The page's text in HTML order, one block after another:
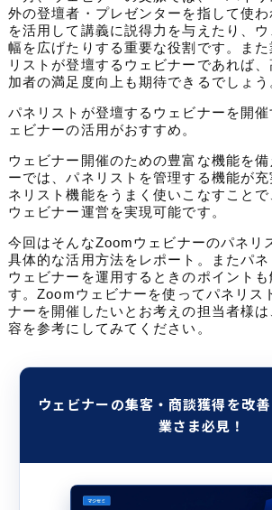
外の登壇者・プレゼンターを指して使わ
を活用して講義に説得力を与えたり、
幅を広げたりする重要な役割です。
ま
リストが登壇するウェビナーであれば
加者の満足度向上も期待できるでしょう
パネリストが登壇するウェビナーを開
ェビナーの活用がおすすめ。
ウェビナー開催のための豊富な機能を
ーでは、パネリストを管理する機能が
ネリスト機能をうまく使いこなすこと
ウェビナー運営を実現可能です。
今回はそんなZoomウェビナーのパネリ
具体的な活用方法をレポート。
またパ
ウェビナーを運用するときのポイントも
す。Zoomウェビナーを使ってパネリス
ナーを開催したいとお考えの担当者様
容を参考にしてみてください。
ウェビナーの集客・商談獲得を改
業さま必見！